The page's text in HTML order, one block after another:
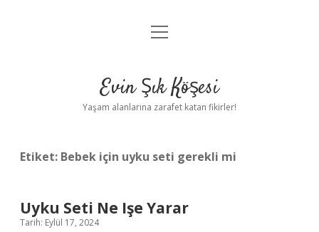
Anasayfa
Yasal Uyarı
menüyü
Evin Şık Köşesi
Yaşam alanlarına zarafet katan fikirler!
Etiket: Bebek için uyku seti gerekli mi
Uyku Seti Ne Işe Yarar
Tarih: Eylül 17, 2024